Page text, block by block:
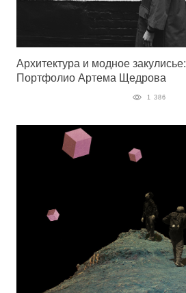
Архитектура и модное закулисье:
Портфолио Артема Щедрова
1 386